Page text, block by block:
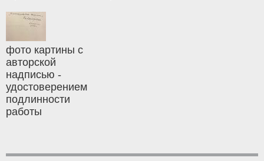
фото картины с
авторской
надписью -
удостоверением
подлинности
работы